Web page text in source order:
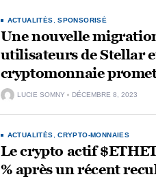
ACTUALITÉS ,SPONSORISÉ
Une nouvelle
utilisateurs de Stellar
cryptomonnaie
LUCIE SOMNY DÉCEMBRE 8, 2023
ACTUALITÉS ,CRYPTO-MONNAIES
Le crypto actif
% après un récent